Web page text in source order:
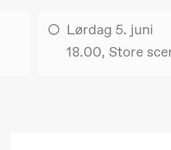
Lørdag 5. juni
18.00, Store